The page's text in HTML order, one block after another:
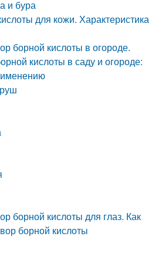
и бура
для кожи. Характеристика
борной кислоты в огороде.
кислоты в саду и огороде:
борной кислоты для глаз. Как
борной кислоты